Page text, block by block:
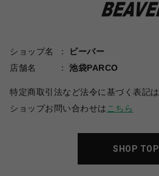
ショップ名
ビーバー
店舗名
池袋PARCO
特定商取引法など法令に基づく表記は
ショップお問い合わせは こちら
SHOP TOP